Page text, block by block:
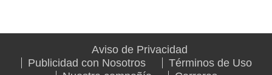
Aviso de Privacidad
Publicidad con Nosotros
Términos de Uso